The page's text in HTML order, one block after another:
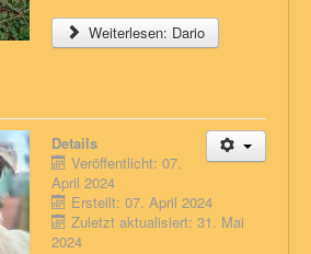
Weiterlesen: Dario
Details
Veröffentlicht: 07.
April 2024
Erstellt: 07. April 2024
Zuletzt aktualisiert: 31. Mai
2024